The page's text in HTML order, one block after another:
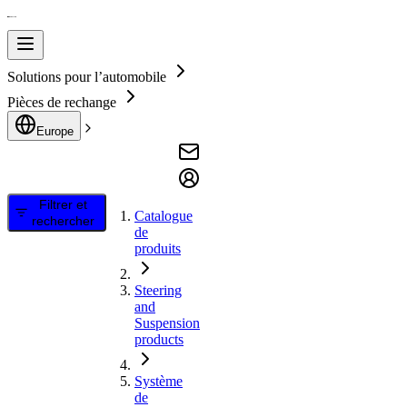
Solutions pour l’automobile
Pièces de rechange
Europe
Filtrer et
rechercher
Catalogue
de
produits
Steering
and
Suspension
products
Système
de